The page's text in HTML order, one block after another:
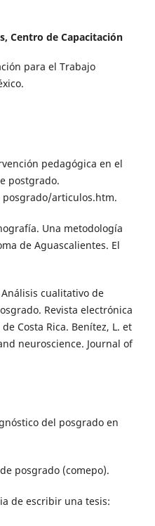
Centro de Capacitación
para el Trabajo
pedagógica en el
postgrado.
articulos.htm.
Una metodología
de Aguascalientes. El
cualitativo de
Revista electrónica
Costa Rica. Benítez, L. et
neuroscience. Journal of
del posgrado en
posgrado (comepo).
de escribir una tesis: